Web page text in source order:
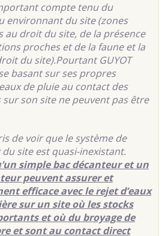
compte tenu du
environnant du site (zones
au droit du site, de la présence
proches et de la faune et la
du site).Pourtant GUYOT
basant sur ses propres
de pluie au contact des
son site ne peuvent pas être
de voir que le système de
site est quasi-inexistant.
simple bac décanteur et un
peuvent assurer et
efficace avec le rejet d’eaux
sur un site où les stocks
et où du broyage de
et sont au contact direct